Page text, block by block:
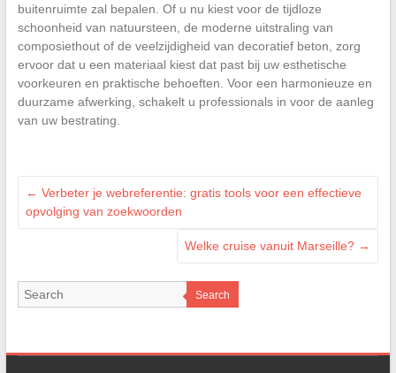
buitenruimte zal bepalen. Of u nu kiest voor de tijdloze
schoonheid van natuursteen, de moderne uitstraling van
composiethout of de veelzijdigheid van decoratief beton, zorg
ervoor dat u een materiaal kiest dat past bij uw esthetische
voorkeuren en praktische behoeften. Voor een harmonieuze en
duurzame afwerking, schakelt u professionals in voor de aanleg
van uw bestrating.
← Verbeter je webreferentie: gratis tools voor een effectieve
opvolging van zoekwoorden
Welke cruise vanuit Marseille? →
Search